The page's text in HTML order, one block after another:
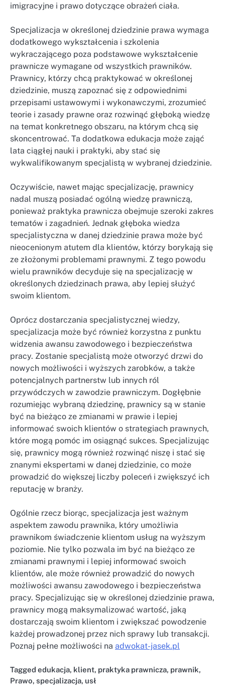
imigracyjne i prawo dotyczące obrażeń ciała.
Specjalizacja w określonej dziedzinie prawa wymaga
dodatkowego wykształcenia i szkolenia
wykraczającego poza podstawowe wykształcenie
prawnicze wymagane od wszystkich prawników.
Prawnicy, którzy chcą praktykować w określonej
dziedzinie, muszą zapoznać się z odpowiednimi
przepisami ustawowymi i wykonawczymi, zrozumieć
teorie i zasady prawne oraz rozwinąć głęboką wiedzę
na temat konkretnego obszaru, na którym chcą się
skoncentrować. Ta dodatkowa edukacja może zająć
lata ciągłej nauki i praktyki, aby stać się
wykwalifikowanym specjalistą w wybranej dziedzinie.
Oczywiście, nawet mając specjalizację, prawnicy
nadal muszą posiadać ogólną wiedzę prawniczą,
ponieważ praktyka prawnicza obejmuje szeroki zakres
tematów i zagadnień. Jednak głęboka wiedza
specjalistyczna w danej dziedzinie prawa może być
nieocenionym atutem dla klientów, którzy borykają się
ze złożonymi problemami prawnymi. Z tego powodu
wielu prawników decyduje się na specjalizację w
określonych dziedzinach prawa, aby lepiej służyć
swoim klientom.
Oprócz dostarczania specjalistycznej wiedzy,
specjalizacja może być również korzystna z punktu
widzenia awansu zawodowego i bezpieczeństwa
pracy. Zostanie specjalistą może otworzyć drzwi do
nowych możliwości i wyższych zarobków, a także
potencjalnych partnerstw lub innych ról
przywódczych w zawodzie prawniczym. Dogłębnie
rozumiejąc wybraną dziedzinę, prawnicy są w stanie
być na bieżąco ze zmianami w prawie i lepiej
informować swoich klientów o strategiach prawnych,
które mogą pomóc im osiągnąć sukces. Specjalizując
się, prawnicy mogą również rozwinąć niszę i stać się
znanymi ekspertami w danej dziedzinie, co może
prowadzić do większej liczby poleceń i zwiększyć ich
reputację w branży.
Ogólnie rzecz biorąc, specjalizacja jest ważnym
aspektem zawodu prawnika, który umożliwia
prawnikom świadczenie klientom usług na wyższym
poziomie. Nie tylko pozwala im być na bieżąco ze
zmianami prawnymi i lepiej informować swoich
klientów, ale może również prowadzić do nowych
możliwości awansu zawodowego i bezpieczeństwa
pracy. Specjalizując się w określonej dziedzinie prawa,
prawnicy mogą maksymalizować wartość, jaką
dostarczają swoim klientom i zwiększać powodzenie
każdej prowadzonej przez nich sprawy lub transakcji.
Poznaj pełne możliwości na adwokat-jasek.pl
Tagged edukacja, klient, praktyka prawnicza, prawnik,
Prawo, specjalizacja, usł